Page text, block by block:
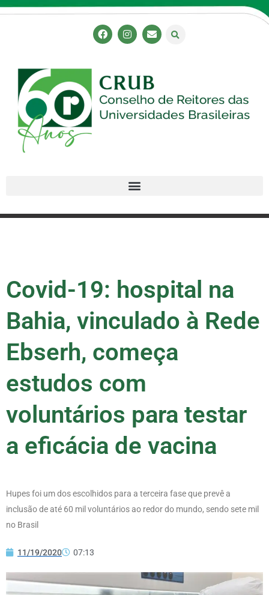
Covid-19: hospital na
Bahia, vinculado à Rede
Ebserh, começa
estudos com
voluntários para testar
a eficácia de vacina
Hupes foi um dos escolhidos para a terceira fase que prevê a
inclusão de até 60 mil voluntários ao redor do mundo, sendo sete mil
no Brasil
11/19/2020 07:13